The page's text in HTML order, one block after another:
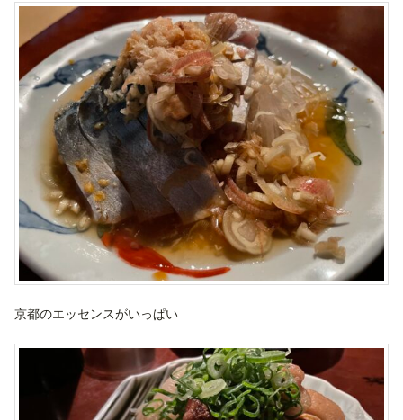
京都のエッセンスがいっぱい